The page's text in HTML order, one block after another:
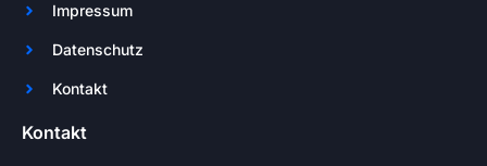
Impressum
Datenschutz
Kontakt
Kontakt